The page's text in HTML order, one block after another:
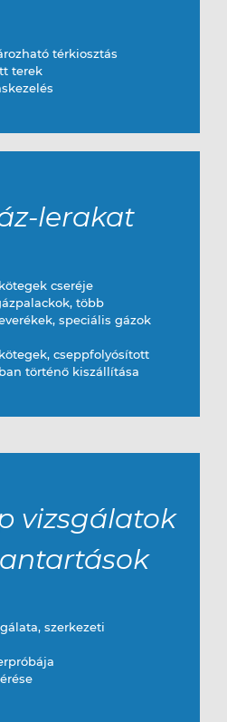
térkiosztás
terek
lerakat
cseréje
több
speciális gázok
cseppfolyósított
történő kiszállítása
vizsgálatok
szerkezeti